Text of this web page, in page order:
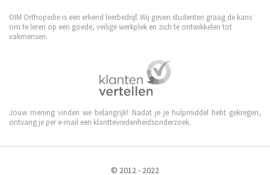
OIM Orthopedie is een erkend leerbedrijf. Wij geven studenten graag de kans
om te leren op een goede, veilige werkplek en zich te ontwikkelen tot
vakmensen.
Jouw mening vinden we belangrijk! Nadat je je hulpmiddel hebt gekregen,
ontvang je per e-mail een klanttevredenheidsonderzoek.
© 2012 - 2022